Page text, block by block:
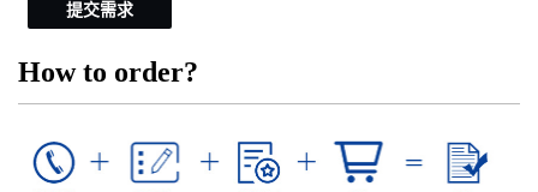
提交需求
How to order?